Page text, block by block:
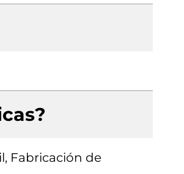
Fabricación de